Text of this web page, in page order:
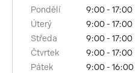
alarm
zadní loketní opěrka
vnitřní teploměr
Pondělí
9:00 - 17:00
Úterý
9:00 - 17:00
Středa
9:00 - 17:00
Čtvrtek
9:00 - 17:00
Pátek
9:00 - 16:00